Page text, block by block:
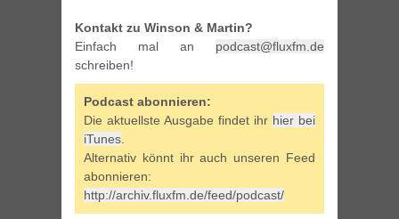
Kontakt zu Winson & Martin?
Einfach mal an podcast@fluxfm.de
schreiben!
Podcast abonnieren:
Die aktuellste Ausgabe findet ihr hier bei
iTunes.
Alternativ könnt ihr auch unseren Feed
abonnieren:
http://archiv.fluxfm.de/feed/podcast/